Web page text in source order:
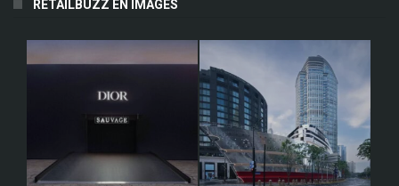
RETAILBUZZ EN IMAGES